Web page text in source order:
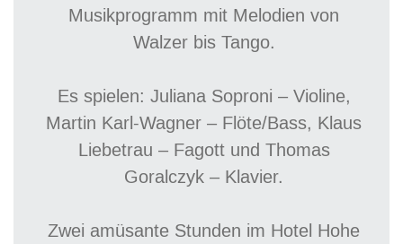
Musikprogramm mit Melodien von
Walzer bis Tango.
Es spielen: Juliana Soproni – Violine,
Martin Karl-Wagner – Flöte/Bass, Klaus
Liebetrau – Fagott und Thomas
Goralczyk – Klavier.
Zwei amüsante Stunden im Hotel Hohe